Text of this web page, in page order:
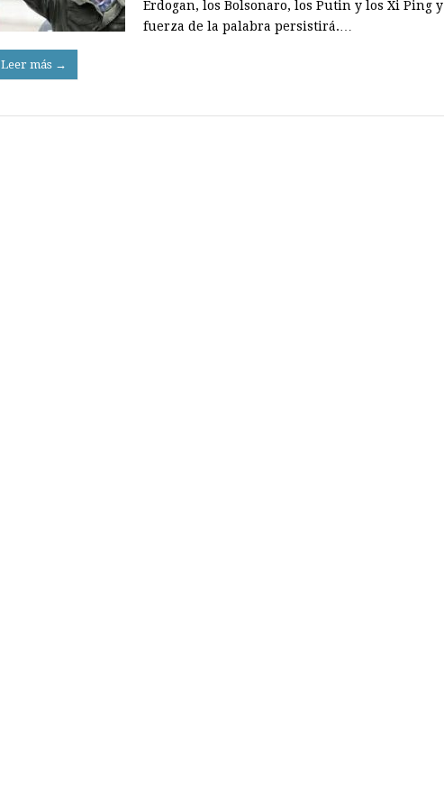
Erdogan, los Bolsonaro, los Putin y los Xi Ping
fuerza de la palabra persistirá.…
Leer más →